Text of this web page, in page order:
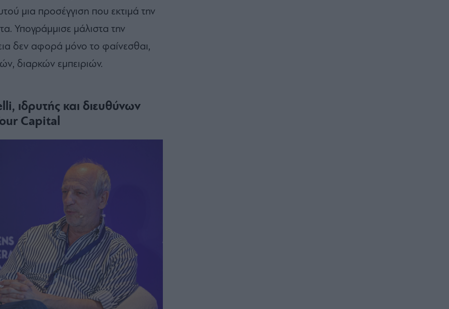
μια προσέγγιση που εκτιμά την
Υπογράμμισε μάλιστα την
δεν αφορά μόνο το φαίνεσθαι,
διαρκών εμπειριών.
ιδρυτής και διευθύνων
Capital